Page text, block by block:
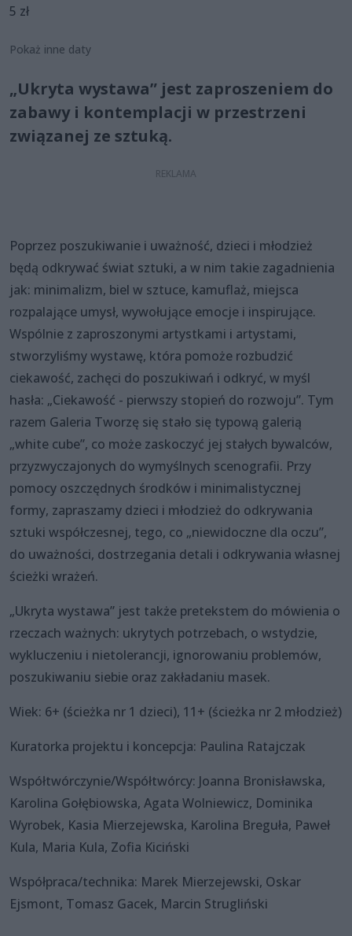
5 zł
Pokaż inne daty
„Ukryta wystawa” jest zaproszeniem do
zabawy i kontemplacji w przestrzeni
związanej ze sztuką.
Poprzez poszukiwanie i uważność, dzieci i młodzież
będą odkrywać świat sztuki, a w nim takie zagadnienia
jak: minimalizm, biel w sztuce, kamuflaż, miejsca
rozpalające umysł, wywołujące emocje i inspirujące.
Wspólnie z zaproszonymi artystkami i artystami,
stworzyliśmy wystawę, która pomoże rozbudzić
ciekawość, zachęci do poszukiwań i odkryć, w myśl
hasła: „Ciekawość - pierwszy stopień do rozwoju”. Tym
razem Galeria Tworzę się stało się typową galerią
„white cube”, co może zaskoczyć jej stałych bywalców,
przyzwyczajonych do wymyślnych scenografii. Przy
pomocy oszczędnych środków i minimalistycznej
formy, zapraszamy dzieci i młodzież do odkrywania
sztuki współczesnej, tego, co „niewidoczne dla oczu”,
do uważności, dostrzegania detali i odkrywania własnej
ścieżki wrażeń.
„Ukryta wystawa” jest także pretekstem do mówienia o
rzeczach ważnych: ukrytych potrzebach, o wstydzie,
wykluczeniu i nietolerancji, ignorowaniu problemów,
poszukiwaniu siebie oraz zakładaniu masek.
Wiek: 6+ (ścieżka nr 1 dzieci), 11+ (ścieżka nr 2 młodzież)
Kuratorka projektu i koncepcja: Paulina Ratajczak
Współtwórczynie/Współtwórcy: Joanna Bronisławska,
Karolina Gołębiowska, Agata Wolniewicz, Dominika
Wyrobek, Kasia Mierzejewska, Karolina Breguła, Paweł
Kula, Maria Kula, Zofia Kiciński
Współpraca/technika: Marek Mierzejewski, Oskar
Ejsmont, Tomasz Gacek, Marcin Strugliński